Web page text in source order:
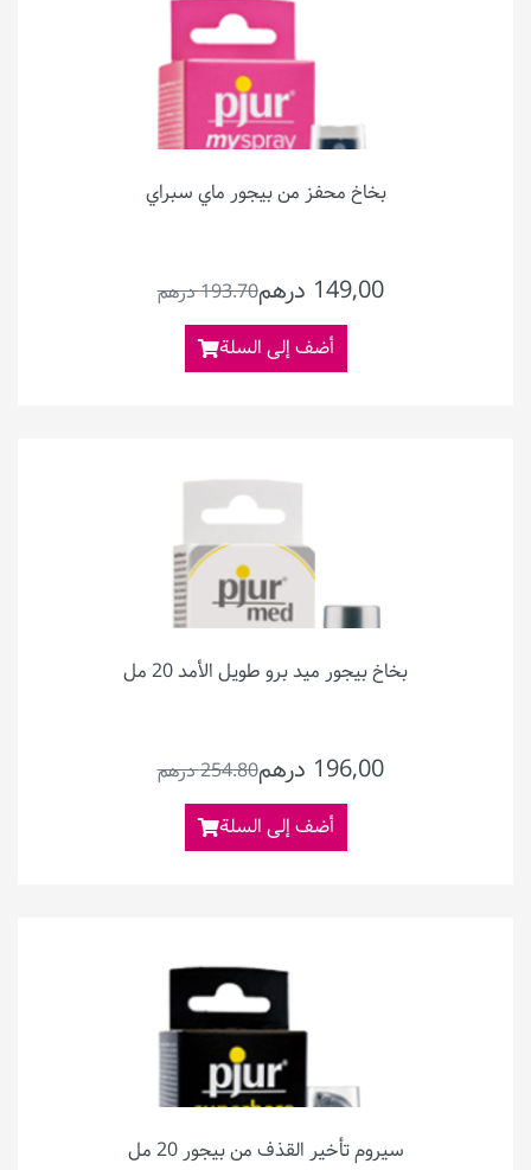
بخاخ محفز من بيجور ماي سبراي
149,00 درهم
193.70 درهم
أضف إلى السلة
بخاخ بيجور ميد برو طويل الأمد 20 مل
196,00 درهم
254.80 درهم
أضف إلى السلة
سيروم تأخير القذف من بيجور 20 مل